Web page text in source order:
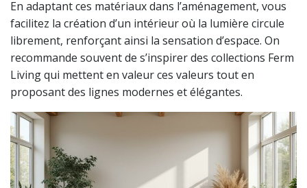
En adaptant ces matériaux dans l’aménagement, vous
facilitez la création d’un intérieur où la lumière circule
librement, renforçant ainsi la sensation d’espace. On
recommande souvent de s’inspirer des collections Ferm
Living qui mettent en valeur ces valeurs tout en
proposant des lignes modernes et élégantes.